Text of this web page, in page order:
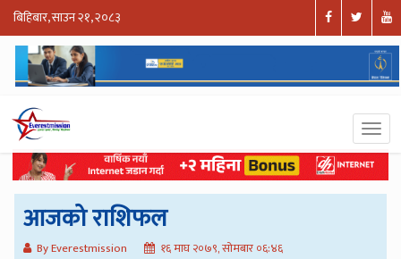
बिहिबार, साउन २१, २०८३
आजको राशिफल
By Everestmission १६ माघ २०७९, सोमबार ०६:४६